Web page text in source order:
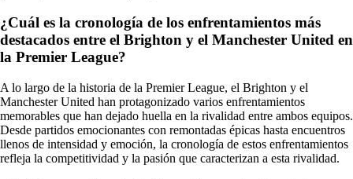
¿Cuál es la cronología de los enfrentamientos más
destacados entre el Brighton y el Manchester United en
la Premier League?
A lo largo de la historia de la Premier League, el Brighton y el
Manchester United han protagonizado varios enfrentamientos
memorables que han dejado huella en la rivalidad entre ambos equipos.
Desde partidos emocionantes con remontadas épicas hasta encuentros
llenos de intensidad y emoción, la cronología de estos enfrentamientos
refleja la competitividad y la pasión que caracterizan a esta rivalidad.